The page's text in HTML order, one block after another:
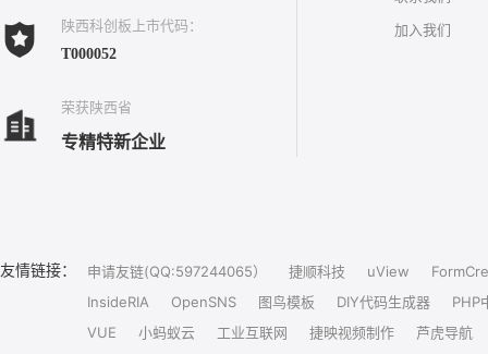
陕西科创板上市代码：
T000052
荣获陕西省
专精特新企业
加入我们
友情链接： 申请友链(QQ:597244065） 捷顺科技 uView
InsideRIA
OpenSNS 图鸟模板 DIY代码生成器
PHP
VUE
小蚂蚁云 工业互联网 捷映视频制作 芦虎导航